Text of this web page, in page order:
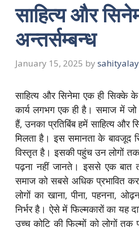
साहित्य और
अन्तर्सम्बन्ध
January 15, 2025 by
साहित्य और सिनेमा एक ही सिक्के
कार्य लगभग एक ही है। समाज में जो
हैं, उनका प्रतिबिंब हमें साहित्य और
मिलता है। इस समानता के बावजूद
विस्तृत है। इसकी पहुंच उन लोगों
पढ़ना नहीं जानते। इससे एक बात
समाज को सबसे अधिक प्रभावित
लोगों का खाना, पीना, पहनना,
निर्भर है। ऐसे में फिल्मकारों का यह
उच्च कोटि की फिल्मों को लोगों तक